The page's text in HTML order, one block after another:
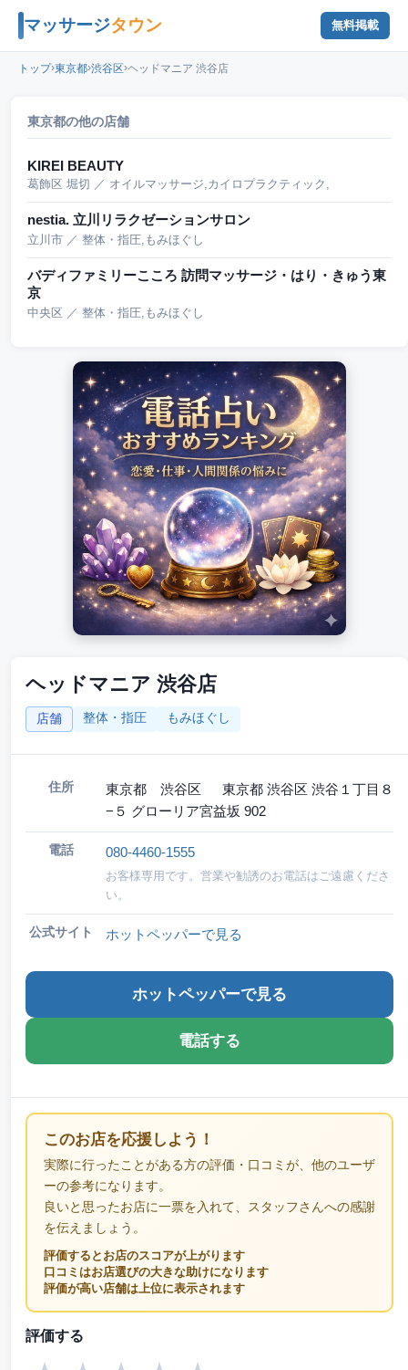
マッサージタウン 無料掲載
トップ›東京都›渋谷区›ヘッドマニア 渋谷店
ヘッドマニア 渋谷店
店舗 整体・指圧 もみほぐし
住所
東京都 渋谷区 東京都 渋谷区 渋谷１丁目８
−５ グローリア宮益坂 902
電話 080-4460-1555
お客様専用です。営業や勧誘のお電話はご遠慮くださ
い。
公式サイト ホットペッパーで見る
ホットペッパーで見る
電話する
このお店を応援しよう！
実際に行ったことがある方の評価・口コミが、他のユーザ
ーの参考になります。
良いと思ったお店に一票を入れて、スタッフさんへの感謝
を伝えましょう。
評価するとお店のスコアが上がります
口コミはお店選びの大きな助けになります
評価が高い店舗は上位に表示されます
評価する
東京都の他の店舗
KIREI BEAUTY
葛飾区 堀切 ／ オイルマッサージ,カイロプラクティック,
nestia. 立川リラクゼーションサロン
立川市 ／ 整体・指圧,もみほぐし
バディファミリーこころ 訪問マッサージ・はり・きゅう東
京
中央区 ／ 整体・指圧,もみほぐし